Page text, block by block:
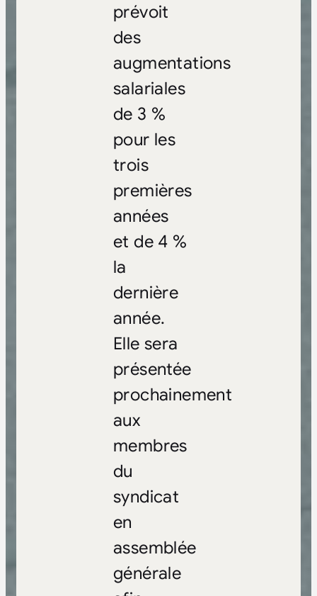
prévoit
des
augmentations
salariales
de 3 %
pour les
trois
premières
années
et de 4 %
la
dernière
année.
Elle sera
présentée
prochainement
aux
membres
du
syndicat
en
assemblée
générale